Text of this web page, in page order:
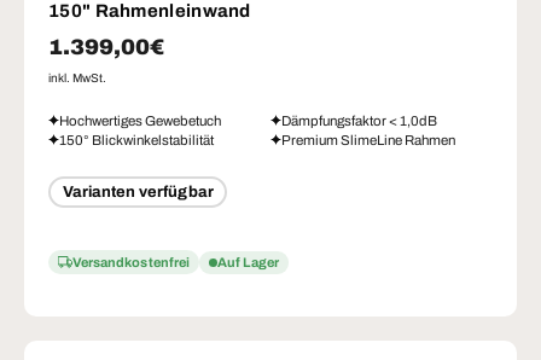
150" Rahmenleinwand
Normaler Preis
1.399,00€
inkl. MwSt.
Hochwertiges Gewebetuch
Dämpfungsfaktor < 1,0dB
150° Blickwinkelstabilität
Premium SlimeLine Rahmen
Varianten verfügbar
Versandkostenfrei Auf Lager